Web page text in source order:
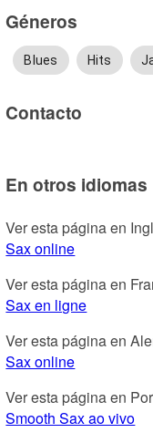
Géneros
Blues Hits
Contacto
En otros idiomas
Ver esta página en
Sax online
Ver esta página en
Sax en ligne
Ver esta página en
Sax online
Ver esta página en
Smooth Sax ao vivo